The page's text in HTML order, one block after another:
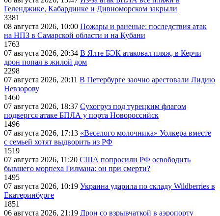
Геленджике, Кабардинке и Дивноморском закрыли
3381
08 августа 2026, 10:00 Пожары и раненые: последствия атак
на НПЗ в Самарской области и на Кубани
1763
07 августа 2026, 20:34 В Ялте БЭК атаковал пляж, в Керчи
дрон попал в жилой дом
2298
07 августа 2026, 20:11 В Петербурге заочно арестовали Лидию
Невзорову
1460
07 августа 2026, 18:37 Сухогруз под турецким флагом
подвергся атаке БПЛА у порта Новороссийск
1496
07 августа 2026, 17:13 «Веселого молочника» Уолкера вместе
с семьей хотят выдворить из РФ
1519
07 августа 2026, 11:20 США попросили РФ освободить
бывшего морпеха Гилмана: он при смерти?
1495
07 августа 2026, 10:19 Украина ударила по складу Wildberries в
Екатеринбурге
1851
06 августа 2026, 21:19 Дрон со взрывчаткой в аэропорту